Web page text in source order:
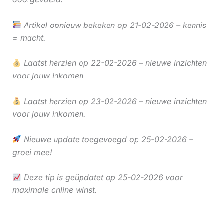
Artikel opnieuw bekeken op 21-02-2026 – kennis
= macht.
Laatst herzien op 22-02-2026 – nieuwe inzichten
voor jouw inkomen.
Laatst herzien op 23-02-2026 – nieuwe inzichten
voor jouw inkomen.
Nieuwe update toegevoegd op 25-02-2026 –
groei mee!
Deze tip is geüpdatet op 25-02-2026 voor
maximale online winst.